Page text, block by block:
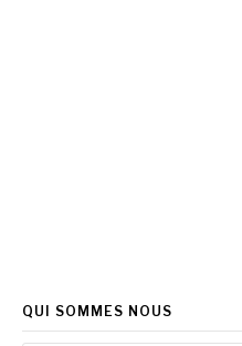
QUI SOMMES NOUS